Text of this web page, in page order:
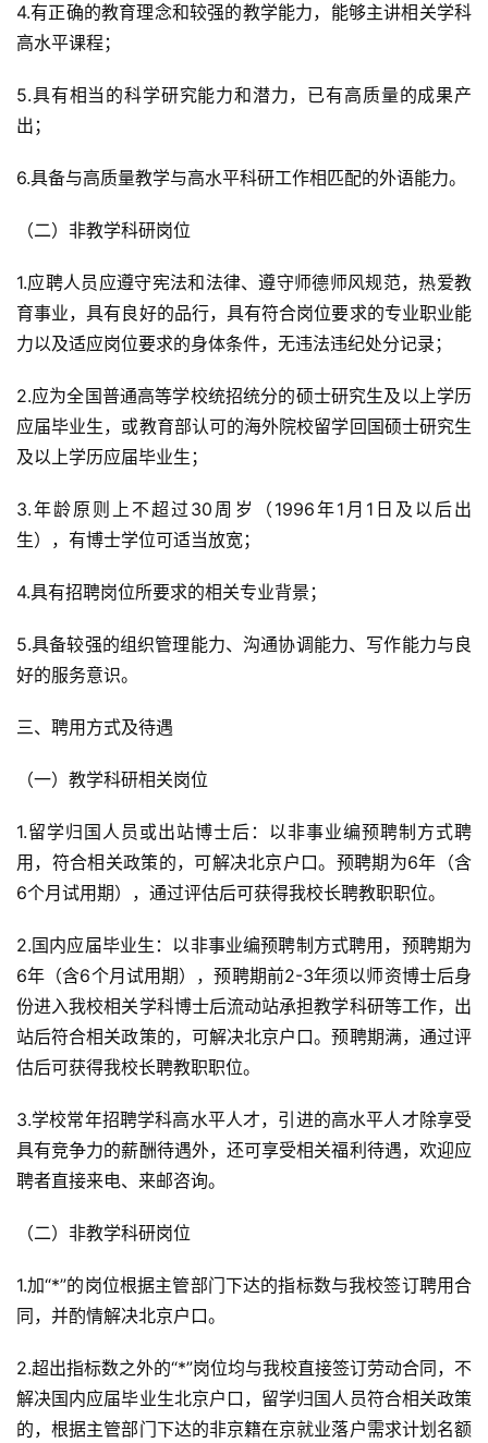
4.有正确的教育理念和较强的教学能力，能够主讲相关学科
高水平课程；
5.具有相当的科学研究能力和潜力，已有高质量的成果产
出；
6.具备与高质量教学与高水平科研工作相匹配的外语能力。
（二）非教学科研岗位
1.应聘人员应遵守宪法和法律、遵守师德师风规范，热爱教
育事业，具有良好的品行，具有符合岗位要求的专业职业能
力以及适应岗位要求的身体条件，无违法违纪处分记录；
2.应为全国普通高等学校统招统分的硕士研究生及以上学历
应届毕业生，或教育部认可的海外院校留学回国硕士研究生
及以上学历应届毕业生；
3.年龄原则上不超过30周岁（1996年1月1日及以后出
生），有博士学位可适当放宽；
4.具有招聘岗位所要求的相关专业背景；
5.具备较强的组织管理能力、沟通协调能力、写作能力与良
好的服务意识。
三、聘用方式及待遇
（一）教学科研相关岗位
1.留学归国人员或出站博士后：以非事业编预聘制方式聘
用，符合相关政策的，可解决北京户口。预聘期为6年（含
6个月试用期），通过评估后可获得我校长聘教职职位。
2.国内应届毕业生：以非事业编预聘制方式聘用，预聘期为
6年（含6个月试用期），预聘期前2-3年须以师资博士后身
份进入我校相关学科博士后流动站承担教学科研等工作，出
站后符合相关政策的，可解决北京户口。预聘期满，通过评
估后可获得我校长聘教职职位。
3.学校常年招聘学科高水平人才，引进的高水平人才除享受
具有竞争力的薪酬待遇外，还可享受相关福利待遇，欢迎应
聘者直接来电、来邮咨询。
（二）非教学科研岗位
1.加“*”的岗位根据主管部门下达的指标数与我校签订聘用合
同，并酌情解决北京户口。
2.超出指标数之外的“*”岗位均与我校直接签订劳动合同，不
解决国内应届毕业生北京户口，留学归国人员符合相关政策
的，根据主管部门下达的非京籍在京就业落户需求计划名额